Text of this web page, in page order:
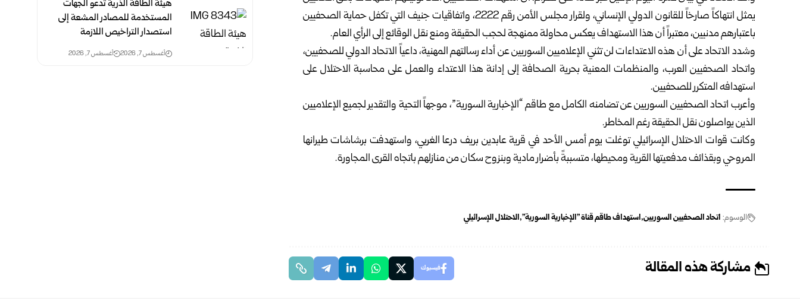
يمثل انتهاكاً صارخاً للقانون الدولي الإنساني، ولقرار مجلس الأمن رقم 2222، واتفاقيات جنيف التي تكفل حماية الصحفيين
باعتبارهم مدنيين، معتبراً أن هذا الاستهداف يعكس محاولة ممنهجة لحجب الحقيقة ومنع نقل الوقائع إلى الرأي العام.
وشدد الاتحاد على أن هذه الاعتداءات لن تثني الإعلاميين السوريين عن أداء رسالتهم المهنية، داعياً الاتحاد الدولي للصحفيين،
واتحاد الصحفيين العرب، والمنظمات المعنية بحرية الصحافة إلى إدانة هذا الاعتداء والعمل على محاسبة الاحتلال على
استهدافه المتكرر للصحفيين.
وأعرب اتحاد الصحفيين السوريين عن تضامنه الكامل مع طاقم “الإخبارية السورية”، موجهاً التحية والتقدير لجميع الإعلاميين
الذين يواصلون نقل الحقيقة رغم المخاطر.
وكانت قوات الاحتلال الإسرائيلي توغلت يوم أمس الأحد في قرية عابدين بريف درعا الغربي، واستهدفت برشاشات طيرانها
المروحي وبقذائف مدفعيتها القرية ومحيطها، متسببةً بأضرار مادية وبنزوح سكان من منازلهم باتجاه القرى المجاورة.
الوسوم: اتحاد الصحفيين السوريين استهداف طاقم قناة "الإخبارية السورية" الاحتلال الإسرائيلي
مشاركة هذه المقالة فيسبوك
هيئة الطاقة الذرية تدعو الجهات
المستخدمة للمصادر المشعة إلى
استصدار التراخيص اللازمة
أغسطس 7, 2026 أغسطس 7, 2026